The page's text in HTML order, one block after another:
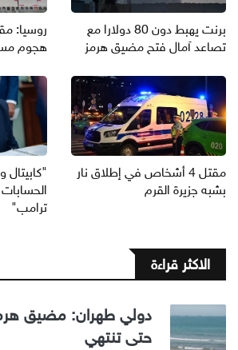
برنت يهبط دون 80 دولارا مع
تصاعد آمال فتح مضيق هرمز
هجوم
مقتل 4 أشخاص في إطلاق نار
بشبه جزيرة القرم
"كابيتال
ترامب"
الاكثر قراءة
دولي طهران: مضيق
حتى تنتهي